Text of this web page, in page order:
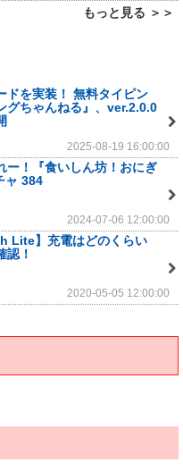
もっと見る ＞＞
ドを実装！ 無料タイピン
グちゃんねる』、ver.2.0.0
2025-08-19 16:00:00
ー！『食いしん坊！おにぎ
ャ 384
2024-07-06 12:00:00
Lite】充電はどのくらい
認！
2020-05-05 12:00:00